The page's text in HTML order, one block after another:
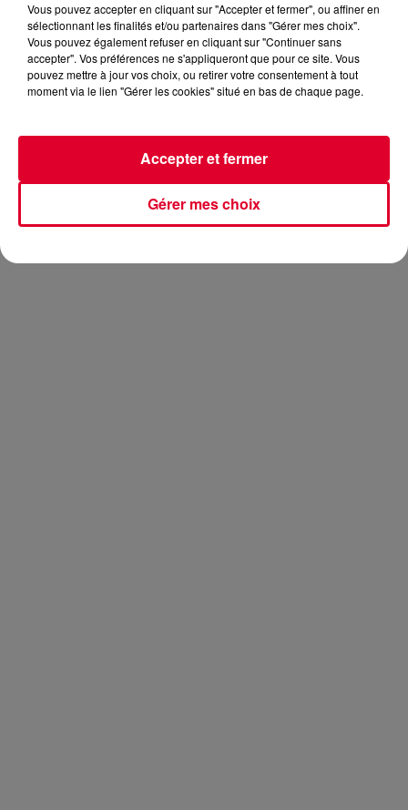
Dans le cadre des DJ Awards à Ibiza la semaine
7ème édition du Bedroom DJ avec Mixcloud. 562 sets
venant du monde entier ont été envoyés à Mixcloud ! Le
jury a fini par désigner vainqueur un DJ espagnol Abel
Ortiz. Ce dernier n’a pas manqué de partager son
bonheur sur sa page Facebook :
Vous pouvez accepter en cliquant sur "Accepter et fermer", ou affiner en
sélectionnant les finalités et/ou partenaires dans "Gérer mes choix".
Vous pouvez également refuser en cliquant sur "Continuer sans
accepter". Vos préférences ne s'appliqueront que pour ce site. Vous
pouvez mettre à jour vos choix, ou retirer votre consentement à tout
moment via le lien "Gérer les cookies" situé en bas de chaque page.
Gérer mes choix
Accepter et fermer